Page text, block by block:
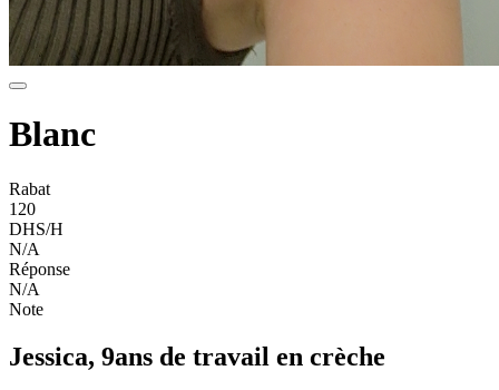
Blanc
Rabat
120
DHS/H
N/A
Réponse
N/A
Note
Jessica, 9ans de travail en crèche